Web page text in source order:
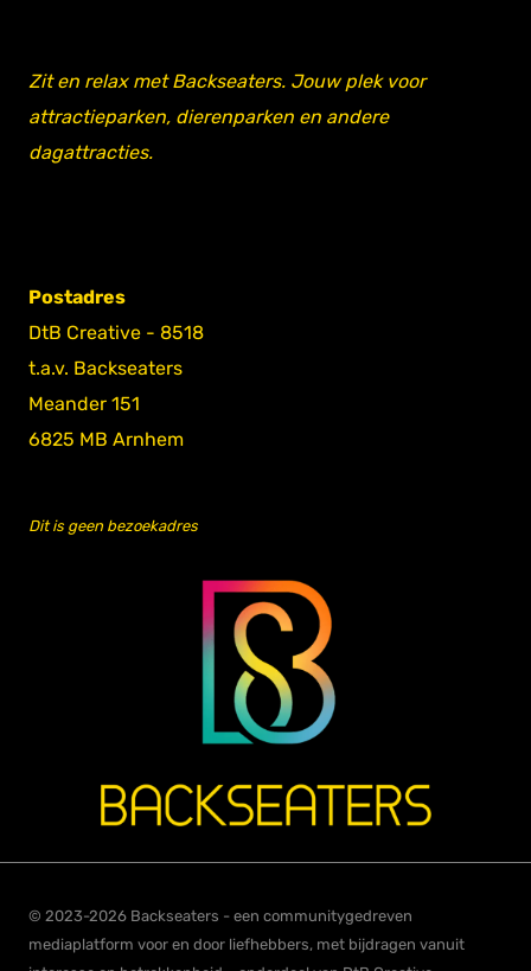
Zit en relax met Backseaters. Jouw plek voor
attractieparken, dierenparken en andere
dagattracties.
Postadres
DtB Creative - 8518
t.a.v. Backseaters
Meander 151
6825 MB Arnhem
Dit is geen bezoekadres
© 2023-2026 Backseaters - een communitygedreven
mediaplatform voor en door liefhebbers, met bijdragen vanuit